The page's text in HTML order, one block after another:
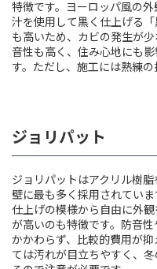
特徴です。ヨーロッパ風の
汁を使用して黒く仕上げる
も高いため、カビの発生が
音性も高く、住み心地にも
す。ただし、施工には熟練の
ジョリパット
ジョリパットはアクリル樹
壁に最も多く採用されてい
仕上げの模様から自由に外
が高いのも特徴です。防音
かかわらず、比較的費用が
ては汚れが目立ちやすく、